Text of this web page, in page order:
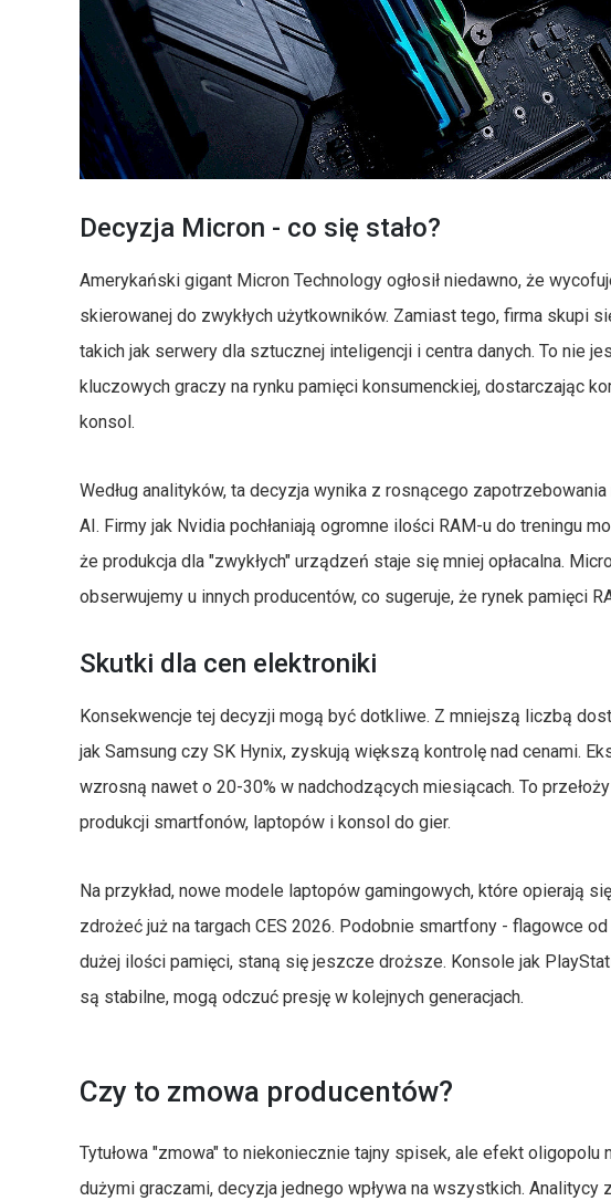
Decyzja Micron - co się stało?
Amerykański gigant Micron Technology ogłosił niedawno, że
skierowanej do zwykłych użytkowników. Zamiast tego, firma skupi
takich jak serwery dla sztucznej inteligencji i centra danych. To nie
kluczowych graczy na rynku pamięci konsumenckiej, dostarczając
konsol.
Według analityków, ta decyzja wynika z rosnącego
AI. Firmy jak Nvidia pochłaniają ogromne ilości RAM-u do treningu
że produkcja dla "zwykłych" urządzeń staje się mniej opłacalna.
obserwujemy u innych producentów, co sugeruje, że rynek pamięci
Skutki dla cen elektroniki
Konsekwencje tej decyzji mogą być dotkliwe. Z mniejszą liczbą
jak Samsung czy SK Hynix, zyskują większą kontrolę nad cenami.
wzrosną nawet o 20-30% w nadchodzących miesiącach. To
produkcji smartfonów, laptopów i konsol do gier.
Na przykład, nowe modele laptopów gamingowych, które opierają
zdrożeć już na targach CES 2026. Podobnie smartfony - flagowce
dużej ilości pamięci, staną się jeszcze droższe. Konsole jak
są stabilne, mogą odczuć presję w kolejnych generacjach.
Czy to zmowa producentów?
Tytułowa "zmowa" to niekoniecznie tajny spisek, ale efekt oligopolu
dużymi graczami, decyzja jednego wpływa na wszystkich. Analitycy